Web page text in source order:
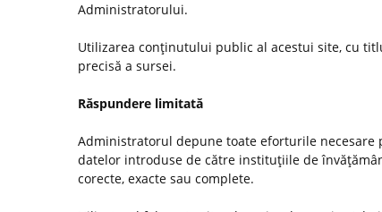
Administratorului.
Utilizarea conţinutului public al acestui site, cu
precisă a sursei.
Răspundere limitată
Administratorul depune toate eforturile
datelor introduse de către instituţiile de
corecte, exacte sau complete.